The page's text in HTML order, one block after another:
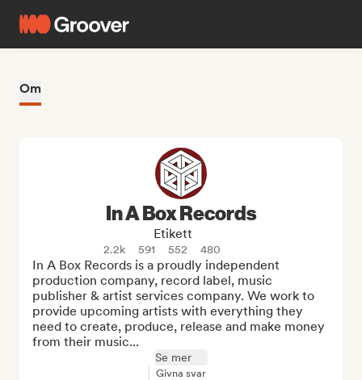
Om
In A Box Records
Etikett
2.2k 591 552 480
In A Box Records is a proudly independent
production company, record label, music
publisher & artist services company. We work to
provide upcoming artists with everything they
need to create, produce, release and make money
from their music...
Se mer
Givna svar